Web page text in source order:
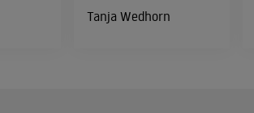
Tanja Wedhorn